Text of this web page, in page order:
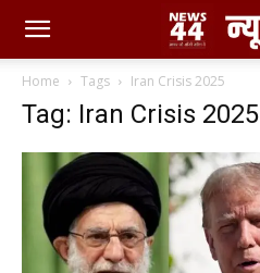
Home Tags Iran Crisis 2025
Tag: Iran Crisis 2025